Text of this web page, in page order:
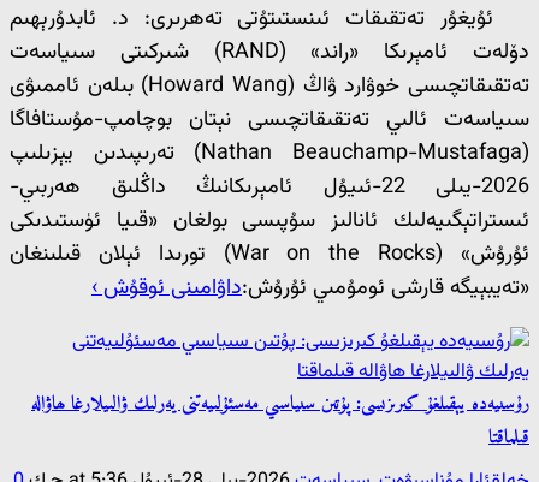
ئۇيغۇر تەتقىقات ئىنستىتۇتى تەھرىرى: د. ئابدۇرېھىم
دۆلەت ئامېرىكا «راند» (RAND) شىركىتى سىياسەت
تەتقىقاتچىسى خوۋارد ۋاڭ (Howard Wang) بىلەن ئاممىۋى
سىياسەت ئالىي تەتقىقاتچىسى نېتان بوچامپ-مۇستافاگا
(Nathan Beauchamp-Mustafaga) تەرىپىدىن يېزىلىپ
2026-يىلى 22-ئىيۇل ئامېرىكانىڭ داڭلىق ھەربىي-
ئىستراتېگىيەلىك ئانالىز سۇپىسى بولغان «قىيا ئۈستىدىكى
ئۇرۇش» (War on the Rocks) تورىدا ئېلان قىلىنغان
«تەيبېيگە قارشى ئومۇمىي ئۇرۇش:داۋامىنى ئوقۇش ›
رۇسىيەدە يېقىلغۇ كىرىزىسى: پۇتىن سىياسىي مەسئۇلىيەتنى يەرلىك ۋالىيلارغا ھاۋالە
قىلماقتا